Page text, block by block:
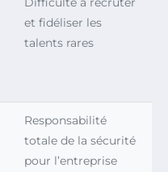
et fidéliser les
talents rares
Responsabilité
totale de la sécurité
pour l’entreprise